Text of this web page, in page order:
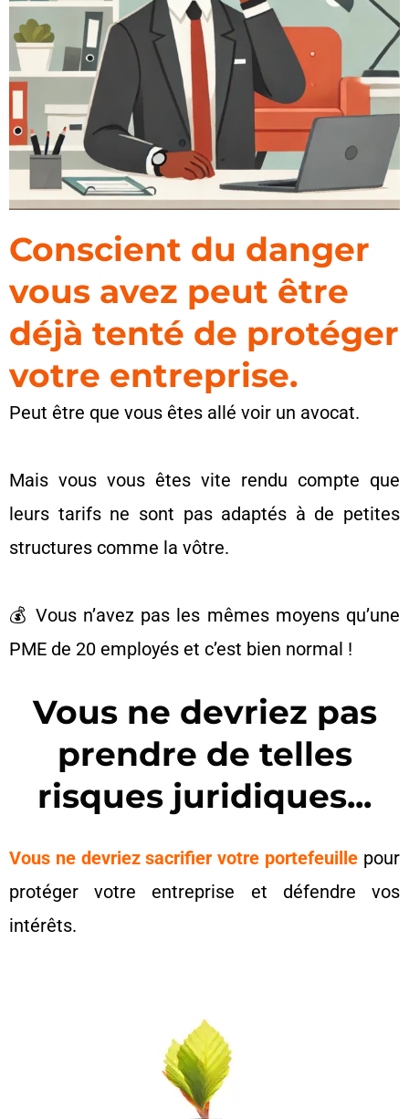
Conscient du danger
vous avez peut être
déjà tenté de protéger
votre entreprise.
Peut être que vous êtes allé voir un avocat.
Mais vous vous êtes vite rendu compte que
leurs tarifs ne sont pas adaptés à de petites
structures comme la vôtre.
💰 Vous n’avez pas les mêmes moyens qu’une
PME de 20 employés et c’est bien normal !
Vous ne devriez pas
prendre de telles
risques juridiques...
Vous ne devriez sacrifier votre portefeuille pour
protéger votre entreprise et défendre vos
intérêts.